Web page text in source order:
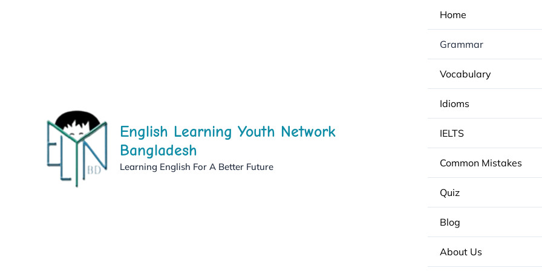
English Learning Youth Network
Bangladesh
Learning English For A Better Future
Home
Grammar
Vocabulary
Idioms
IELTS
Common Mistakes
Quiz
Blog
About Us